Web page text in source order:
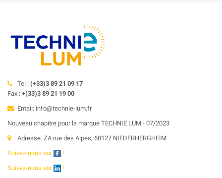
Tel : (+33)3 89 21 09 17
Fax : +(33)3 89 21 19 00
Email: info@technie-lum.fr
Nouveau chapitre pour la marque TECHNIE LUM - 07/2023
Adresse: ZA rue des Alpes, 68127 NIEDERHERGHEIM
Suivez-nous sur
!
Suivez-nous sur
!